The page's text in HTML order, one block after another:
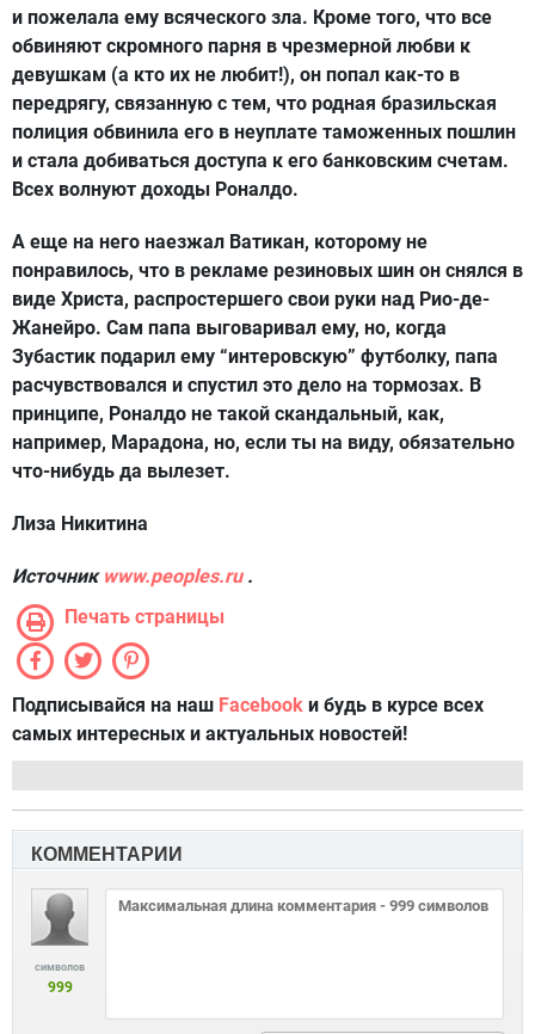
и пожелала ему всяческого зла. Кроме того, что все
обвиняют скромного парня в чрезмерной любви к
девушкам (а кто их не любит!), он попал как-то в
передрягу, связанную с тем, что родная бразильская
полиция обвинила его в неуплате таможенных пошлин
и стала добиваться доступа к его банковским счетам.
Всех волнуют доходы Роналдо.
А еще на него наезжал Ватикан, которому не
понравилось, что в рекламе резиновых шин он снялся в
виде Христа, распростершего свои руки над Рио-де-
Жанейро. Сам папа выговаривал ему, но, когда
Зубастик подарил ему “интеровскую” футболку, папа
расчувствовался и спустил это дело на тормозах. В
принципе, Роналдо не такой скандальный, как,
например, Марадона, но, если ты на виду, обязательно
что-нибудь да вылезет.
Лиза Никитина
Источник www.peoples.ru.
Печать страницы
Подписывайся на наш Facebook и будь в курсе всех
самых интересных и актуальных новостей!
КОММЕНТАРИИ
символов
999